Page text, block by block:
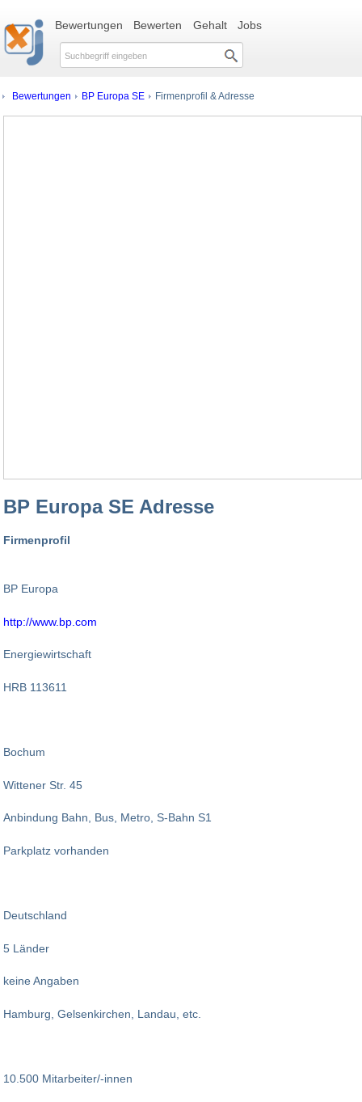
Bewertungen Bewerten Gehalt Jobs
Bewertungen BP Europa SE Firmenprofil & Adresse
BP Europa SE Adresse
Firmenprofil
BP Europa
http://www.bp.com
Energiewirtschaft
HRB 113611
Bochum
Wittener Str. 45
Anbindung Bahn, Bus, Metro, S-Bahn S1
Parkplatz vorhanden
Deutschland
5 Länder
keine Angaben
Hamburg, Gelsenkirchen, Landau, etc.
10.500 Mitarbeiter/-innen